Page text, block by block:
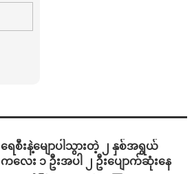
ရေစီးနဲ့မျောပါသွားတဲ့ ၂ နှစ်အရွယ်
ကလေး ၁ ဦးအပါ ၂ ဦးပျောက်ဆုံးနေ